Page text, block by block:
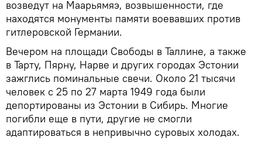
возведут на Маарьямяэ, возвышенности, где
находятся монументы памяти воевавших против
гитлеровской Германии.
Вечером на площади Свободы в Таллине, а также
в Тарту, Пярну, Нарве и других городах Эстонии
зажглись поминальные свечи. Около 21 тысячи
человек с 25 по 27 марта 1949 года были
депортированы из Эстонии в Сибирь. Многие
погибли еще в пути, другие не смогли
адаптироваться в непривычно суровых холодах.